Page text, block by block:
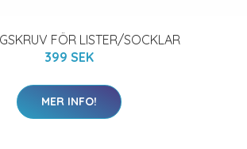
FÖR LISTER/SOCKLAR
399 SEK
MER INFO!